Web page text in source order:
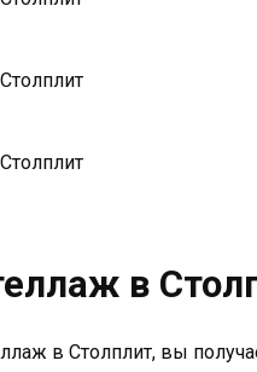
в
в Столплит, вы